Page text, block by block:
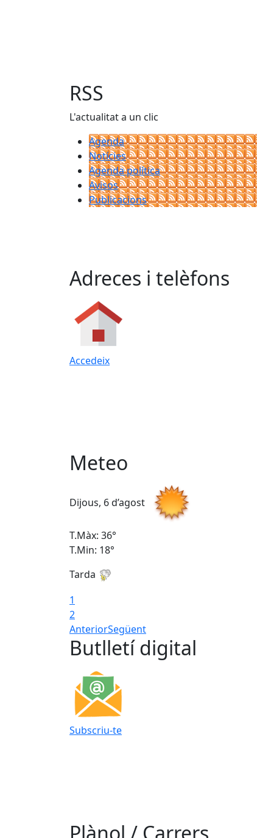
RSS
L'actualitat a un clic
Agenda
Notícies
Agenda política
Avisos
Publicacions
Adreces i telèfons
Accedeix
Meteo
Dijous, 6 d’agost
T.Màx: 36°
T.Min: 18°
Tarda
1
2
AnteriorSegüent
Butlletí digital
Subscriu-te
Plànol / Carrers